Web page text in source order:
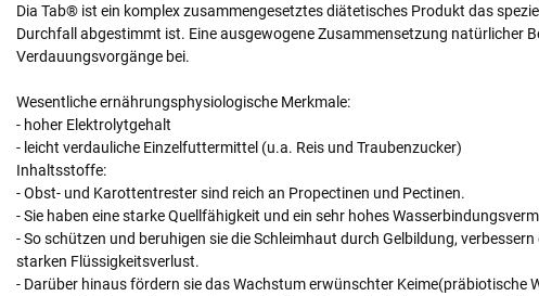
Dia Tab® ist ein komplex zusammengesetztes diätetisches Produkt das
Durchfall abgestimmt ist. Eine ausgewogene Zusammensetzung natürlicher
Verdauungsvorgänge bei.
Wesentliche ernährungsphysiologische Merkmale:
- hoher Elektrolytgehalt
- leicht verdauliche Einzelfuttermittel (u.a. Reis und Traubenzucker)
Inhaltsstoffe:
- Obst- und Karottentrester sind reich an Propectinen und Pectinen.
- Sie haben eine starke Quellfähigkeit und ein sehr hohes
- So schützen und beruhigen sie die Schleimhaut durch Gelbildung,
starken Flüssigkeitsverlust.
- Darüber hinaus fördern sie das Wachstum erwünschter Keime(präbiotische